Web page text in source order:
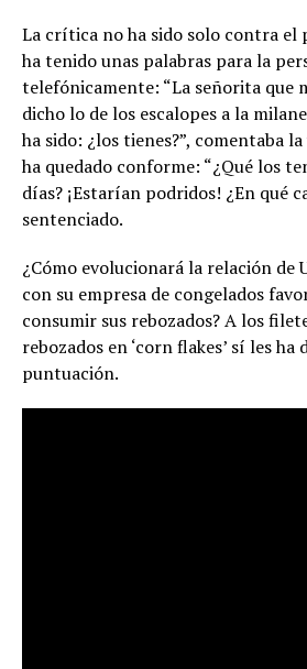
La crítica no ha sido solo contra el
ha tenido unas palabras para la
telefónicamente: “La señorita que
dicho lo de los escalopes a la
ha sido: ¿los tienes?”, comentaba
ha quedado conforme: “¿Qué los
días? ¡Estarían podridos! ¿En qué
sentenciado.
¿Cómo evolucionará la relación de
con su empresa de congelados
consumir sus rebozados? A los
rebozados en ‘corn flakes’ sí les ha
puntuación.